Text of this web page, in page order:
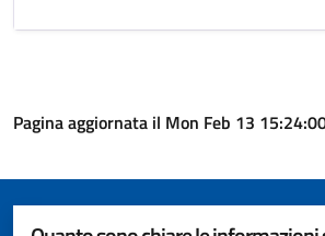
Pagina aggiornata il Mon Feb 13